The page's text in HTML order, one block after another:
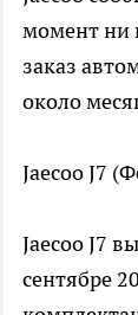
момент ни
заказ
около
Jaecoo J7
Jaecoo J7
сентябре